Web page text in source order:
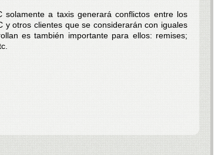
a taxis generará conflictos entre los
y otros clientes que se considerarán con iguales
es también importante para ellos: remises;